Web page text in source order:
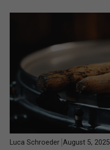
Luca Schroeder August 5, 2025